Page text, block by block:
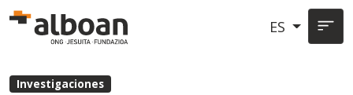
Pasar al contenido principal
ES
Investigaciones